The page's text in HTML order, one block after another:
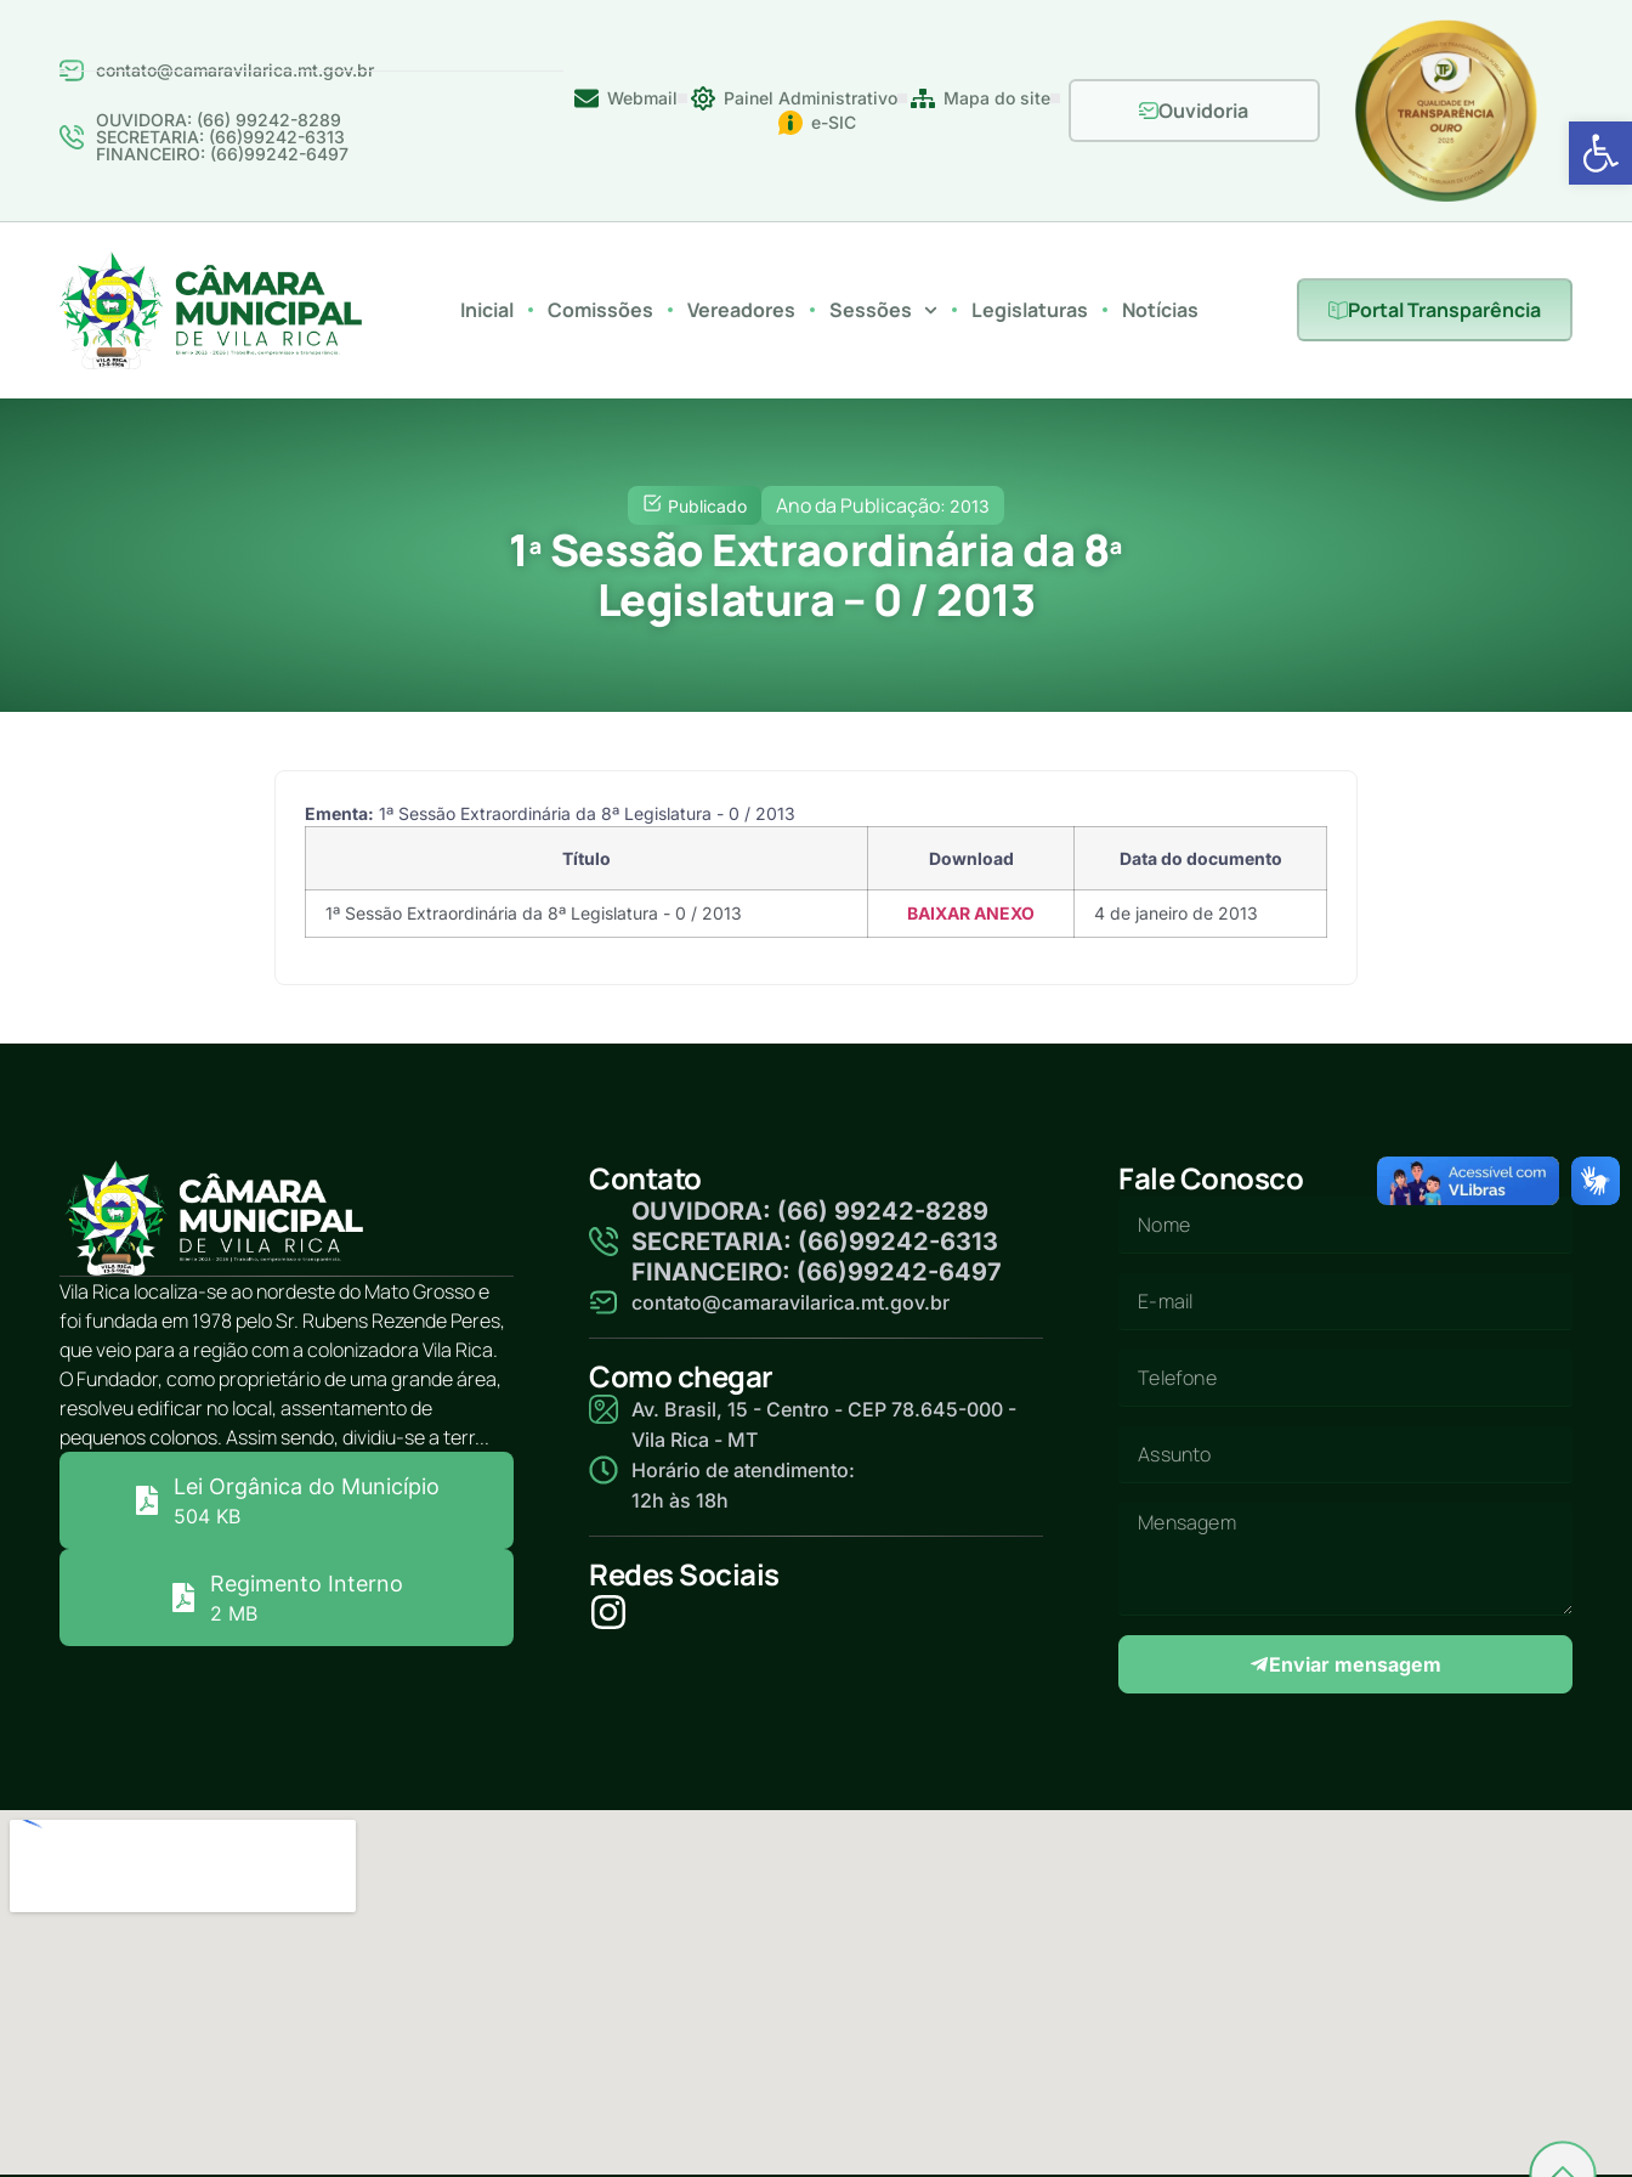
Abrir
contato@camaravilarica.mt.gov.br
OUVIDORA: (66) 99242-8289
SECRETARIA: (66)99242-6313
FINANCEIRO: (66)99242-6497
Webmail Painel Administrativo
Mapa do site
e-SIC
Ouvidoria
Inicial Comissões Vereadores Sessões Legislaturas Notícias Portal Transparência
Publicado Ano da Publicação: 2013
1ª Sessão Extraordinária da 8ª
Legislatura – 0 / 2013
Ementa: 1ª Sessão Extraordinária da 8ª Legislatura - 0 / 2013
Título Download Data do documento
1ª Sessão Extraordinária da 8ª Legislatura - 0 / 2013 BAIXAR ANEXO 4 de janeiro de 2013
Vila Rica localiza-se ao nordeste do Mato Grosso e
foi fundada em 1978 pelo Sr. Rubens Rezende Peres,
que veio para a região com a colonizadora Vila Rica.
O Fundador, como proprietário de uma grande área,
resolveu edificar no local, assentamento de
pequenos colonos. Assim sendo, dividiu-se a terr...
Lei Orgânica do Município
504 KB
Regimento Interno
2 MB
Contato
OUVIDORA: (66) 99242-8289
SECRETARIA: (66)99242-6313
FINANCEIRO: (66)99242-6497
contato@camaravilarica.mt.gov.br
Como chegar
Av. Brasil, 15 - Centro - CEP 78.645-000 -
Vila Rica - MT
Horário de atendimento:
12h às 18h
Redes Sociais
Fale Conosco
Enviar mensagem